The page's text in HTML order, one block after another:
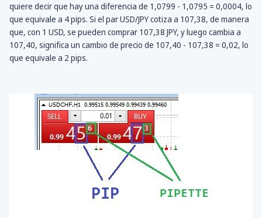
quiere decir que hay una diferencia de 1,0799 - 1,0795 = 0,0004, lo
que equivale a 4 pips. Si el par USD/JPY cotiza a 107,38, de manera
que, con 1 USD, se pueden comprar 107,38 JPY, y luego cambia a
107,40, significa un cambio de precio de 107,40 - 107,38 = 0,02, lo
que equivale a 2 pips.